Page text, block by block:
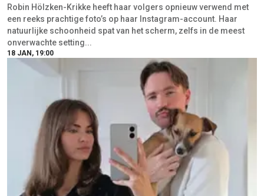
Robin Hölzken-Krikke heeft haar volgers opnieuw verwend met
een reeks prachtige foto’s op haar Instagram-account. Haar
natuurlijke schoonheid spat van het scherm, zelfs in de meest
onverwachte setting...
18 JAN, 19:00